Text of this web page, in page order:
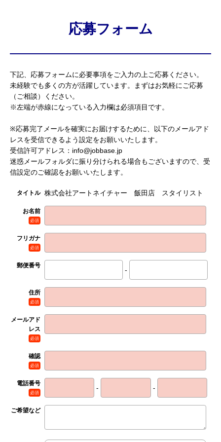
応募フォーム
下記、応募フォームに必要事項をご入力の上ご応募ください。
未経験でも多くの方が活躍しています。まずはお気軽にご応募
（ご相談）ください。
※左端が赤線になっている入力欄は必須項目です。
※応募完了メールを確実にお届けするために、以下のメールアド
レスを受信できるよう設定をお願いいたします。
受信許可アドレス：info@jobbase.jp
迷惑メールフォルダに振り分けられる場合もございますので、受
信設定のご確認をお願いいたします。
タイトル 株式会社アートネイチャー 飯田店 スタイリスト
お名前
必須
フリガナ
必須
郵便番号
-
住所
必須
メールアド
レス
必須
確認
必須
電話番号
必須
- -
ご希望など